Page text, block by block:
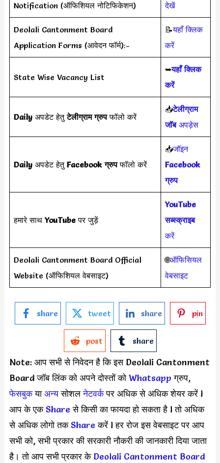
Notification (ऑफिशियल नोटिफिकेशन)
देखें
Deolali Cantonment Board
Application Forms (आवेदन फॉर्म):-
📝यहाँ क्लिक
करें
State Wise Vacancy List
➥यहाँ क्लिक
करें
Daily अपडेट हेतुटेलीग्राम ग्रुपफॉलो करें
📥टेलीग्राम
जॉबअपड़ेस
Daily अपडेट हेतुFacebook ग्रुपफॉलो करें
📥जॉइन
Facebook
ग्रुप
हमारे साथYouTubeपर जुड़ें
YouTube
सब्स्क्राइब
करें
Deolali Cantonment Board Official
Website (ऑफिशियल वेबसाइट)
🌐ऑफिसियल
वेबसाइट
share tweet share pin
post share
Note: आप सभी से निवेदन है कि इस Deolali Cantonment
Board जॉब लिंक को अपने दोस्तों कोWhatsapp ग्रुप,
फेसबुकयाअन्यसोशलनेटवर्कपर अधिक से अधिक शेयर करें l
आप के एक Shareसे किसी का फायदा हो सकता है l तो अधिक
से अधिक लोगो तकShareकरें l हर रोज इस वेबसाइट पर आप
सभी को, सभी प्रकार की सरकारी नौकरी की जानकारी दिया जाता
है। तो आप सभी प्रकार केDeolali Cantonment Board